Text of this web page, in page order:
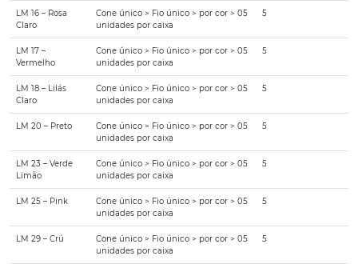
LM 16 – Rosa
Claro
Cone único > Fio único > por cor > 05
unidades por caixa
5
LM 17 –
Vermelho
Cone único > Fio único > por cor > 05
unidades por caixa
5
LM 18 – Lilás
Claro
Cone único > Fio único > por cor > 05
unidades por caixa
5
LM 20 – Preto
Cone único > Fio único > por cor > 05
unidades por caixa
5
LM 23 – Verde
Limão
Cone único > Fio único > por cor > 05
unidades por caixa
5
LM 25 – Pink
Cone único > Fio único > por cor > 05
unidades por caixa
5
LM 29 – Crú
Cone único > Fio único > por cor > 05
unidades por caixa
5